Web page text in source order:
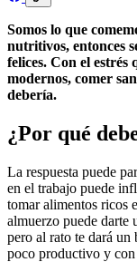
Somos lo que
nutritivos, entonces
felices. Con el estrés
modernos, comer
debería.
¿Por qué
La respuesta puede
en el trabajo puede
tomar alimentos ricos
almuerzo puede darte
pero al rato te dará un
poco productivo y con